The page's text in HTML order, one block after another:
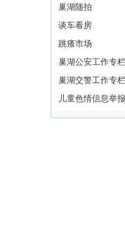
巢湖随拍
谈车看房
跳瘙市场
巢湖公安工作专栏
巢湖交警工作专栏
儿童色情信息举
区